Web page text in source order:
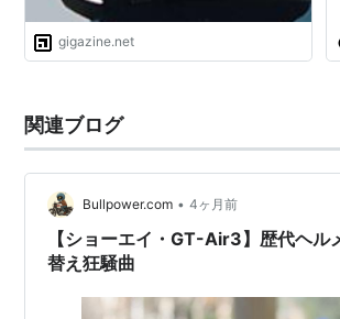
gigazine.net
関連ブログ
Bullpower.com • 4ヶ月前
【ショーエイ・GT-Air3】歴代ヘル
替え狂騒曲